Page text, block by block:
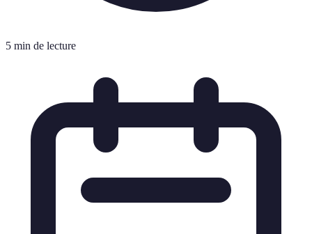
5 min de lecture